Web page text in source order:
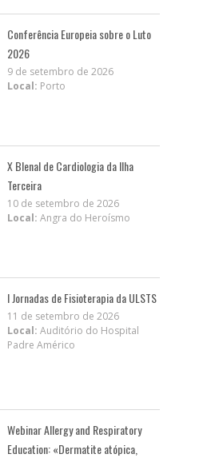
Conferência Europeia sobre o Luto
2026
9 de setembro de 2026
Local: Porto
X BIenal de Cardiologia da Ilha
Terceira
10 de setembro de 2026
Local: Angra do Heroísmo
I Jornadas de Fisioterapia da ULSTS
11 de setembro de 2026
Local: Auditório do Hospital
Padre Américo
Webinar Allergy and Respiratory
Education: «Dermatite atópica,